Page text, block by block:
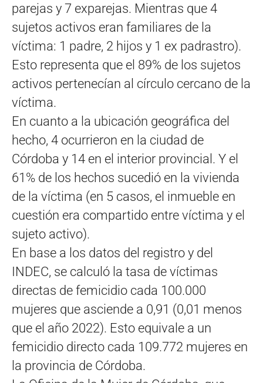
parejas y 7 exparejas. Mientras que 4
sujetos activos eran familiares de la
víctima: 1 padre, 2 hijos y 1 ex padrastro).
Esto representa que el 89% de los sujetos
activos pertenecían al círculo cercano de la
víctima.
En cuanto a la ubicación geográfica del
hecho, 4 ocurrieron en la ciudad de
Córdoba y 14 en el interior provincial. Y el
61% de los hechos sucedió en la vivienda
de la víctima (en 5 casos, el inmueble en
cuestión era compartido entre víctima y el
sujeto activo).
En base a los datos del registro y del
INDEC, se calculó la tasa de víctimas
directas de femicidio cada 100.000
mujeres que asciende a 0,91 (0,01 menos
que el año 2022). Esto equivale a un
femicidio directo cada 109.772 mujeres en
la provincia de Córdoba.